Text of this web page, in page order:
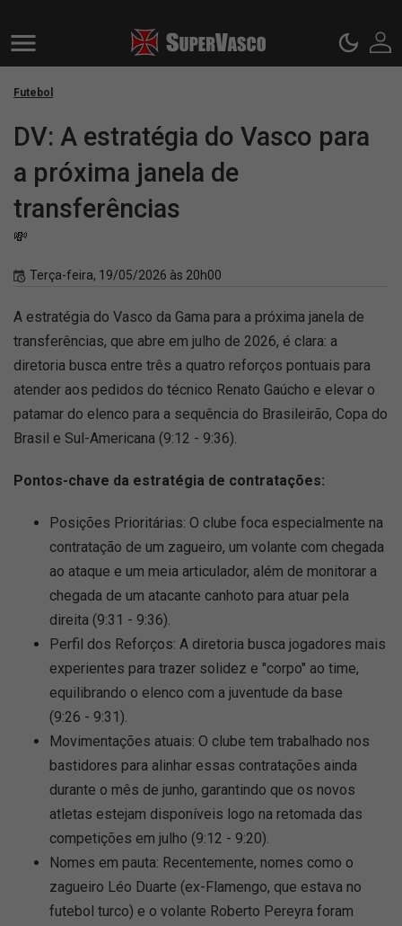
Futebol
DV: A estratégia do Vasco para
a próxima janela de
transferências
💸
Terça-feira, 19/05/2026 às 20h00
A estratégia do Vasco da Gama para a próxima janela de
transferências, que abre em julho de 2026, é clara: a
diretoria busca entre três a quatro reforços pontuais para
atender aos pedidos do técnico Renato Gaúcho e elevar o
patamar do elenco para a sequência do Brasileirão, Copa do
Brasil e Sul-Americana (9:12 - 9:36).
Pontos-chave da estratégia de contratações:
Posições Prioritárias: O clube foca especialmente na
contratação de um zagueiro, um volante com chegada
ao ataque e um meia articulador, além de monitorar a
chegada de um atacante canhoto para atuar pela
direita (9:31 - 9:36).
Perfil dos Reforços: A diretoria busca jogadores mais
experientes para trazer solidez e "corpo" ao time,
equilibrando o elenco com a juventude da base
(9:26 - 9:31).
Movimentações atuais: O clube tem trabalhado nos
bastidores para alinhar essas contratações ainda
durante o mês de junho, garantindo que os novos
atletas estejam disponíveis logo na retomada das
competições em julho (9:12 - 9:20).
Nomes em pauta: Recentemente, nomes como o
zagueiro Léo Duarte (ex-Flamengo, que estava no
futebol turco) e o volante Roberto Pereyra foram